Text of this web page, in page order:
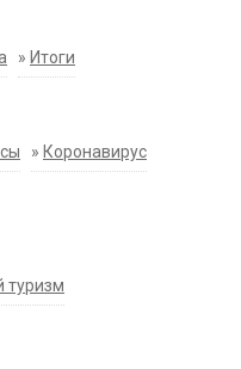
» Итоги
» Коронавирус
туризм